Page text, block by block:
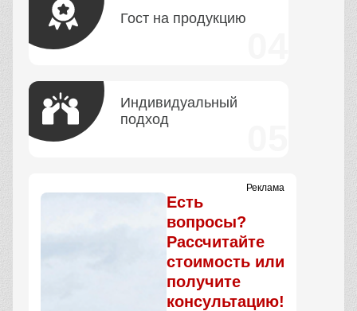
Гост на продукцию
Индивидуальный
подход
Реклама
Есть
вопросы?
Рассчитайте
стоимость или
получите
консультацию!